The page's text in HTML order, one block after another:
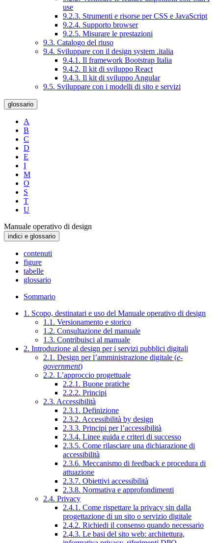
use
9.2.3. Strumenti e risorse per CSS e JavaScript
9.2.4. Supporto browser
9.2.5. Misurare le prestazioni
9.3. Catalogo del riuso
9.4. Sviluppare con il design system .italia
9.4.1. Il framework Bootstrap Italia
9.4.2. Il kit di sviluppo React
9.4.3. Il kit di sviluppo Angular
9.5. Sviluppare con i modelli di sito e servizi
glossario
A
B
C
D
E
I
M
O
S
T
U
Manuale operativo di design
indici e glossario
contenuti
figure
tabelle
glossario
Sommario
1. Scopo, destinatari e uso del Manuale operativo di design
1.1. Versionamento e storico
1.2. Consultazione del manuale
1.3. Contribuisci al manuale
2. Introduzione al design per i servizi pubblici digitali
2.1. Design per l’amministrazione digitale (e-
government)
2.2. L’approccio progettuale
2.2.1. Buone pratiche
2.2.2. Principi
2.3. Accessibilità
2.3.1. Definizione
2.3.2. Accessibilità by design
2.3.3. Principi per l’accessibilità
2.3.4. Linee guida e criteri di successo
2.3.5. Come rilasciare una dichiarazione di
accessibilità
2.3.6. Meccanismo di feedback e procedura di
attuazione
2.3.7. Obiettivi accessibilità
2.3.8. Normativa e approfondimenti
2.4. Privacy
2.4.1. Come rispettare la privacy sin dalla
progettazione di un sito o servizio digitale
2.4.2. Richiedi il consenso quando necessario
2.4.3. Le basi del sito web: architettura,